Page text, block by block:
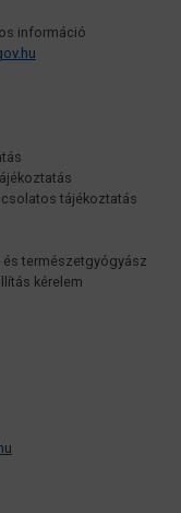
információ
tájékoztatás
természetgyógyász
kérelem